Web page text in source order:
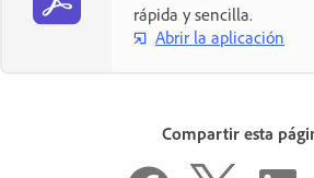
rápida y sencilla.
Abrir la aplicación
Compartir esta